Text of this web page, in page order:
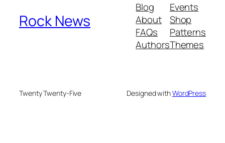
Rock News
Blog
About
FAQs
Authors
Events
Shop
Patterns
Themes
Twenty Twenty-Five Designed withWordPress